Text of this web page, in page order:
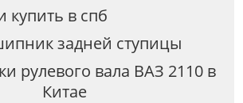
в спб
задней ступицы
рулевого вала ВАЗ 2110 в
Китае